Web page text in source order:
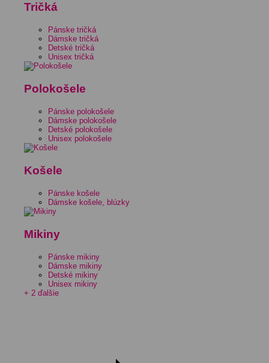
Tričká
Pánske tričká
Dámske tričká
Detské tričká
Unisex tričká
Polokošele
Pánske polokošele
Dámske polokošele
Detské polokošele
Unisex polokošele
Košele
Pánske košele
Dámske košele, blúzky
Mikiny
Pánske mikiny
Dámske mikiny
Detské mikiny
Unisex mikiny
+ 2 ďalšie